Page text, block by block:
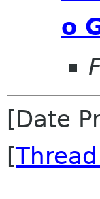
o
[Date
[